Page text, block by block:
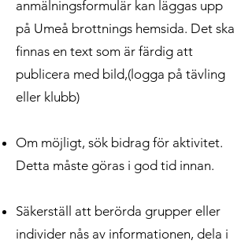
anmälningsformulär kan läggas upp
på Umeå brottnings hemsida. Det ska
finnas en text som är färdig att
publicera med bild,(logga på tävling
eller klubb)
Om möjligt, sök bidrag för aktivitet.
Detta måste göras i god tid innan.
Säkerställ att berörda grupper eller
individer nås av informationen, dela i